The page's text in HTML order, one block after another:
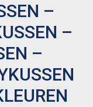
–
–
–